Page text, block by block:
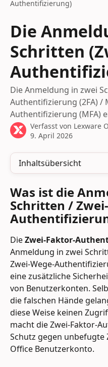
Authentifizierung)
Die
Schritten
Die Anmeldung in zwei
Authentifizierung (2FA) /
Authentifizierung (MFA)
Verfasst von Lexware
9. April 2026
Inhaltsübersicht
Was ist die
Schritten /
Die Zwei-Faktor-
Anmeldung in zwei
Zwei-Wege-
eine zusätzliche
von Benutzerkonten.
die falschen Hände
diese Weise keinen
macht die Zwei-Faktor-
Schutz gegen
Office Benutzerkonto.